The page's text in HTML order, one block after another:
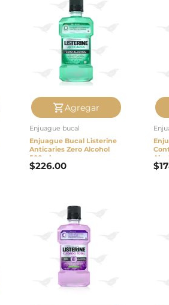
Agregar
Enjuague bucal
Enjuague Bucal Listerine
Anticaries Zero Alcohol
500ml
$226.00 $